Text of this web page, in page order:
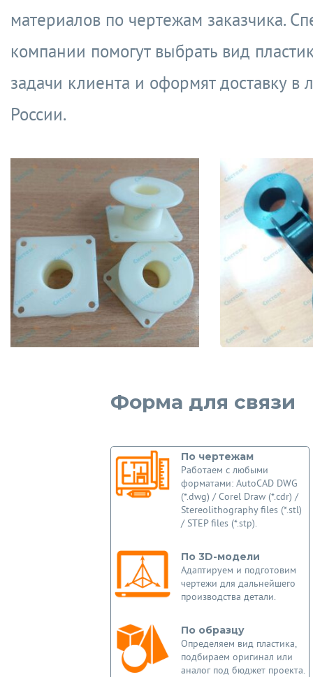
материалов по чертежам заказчика.
компании помогут выбрать вид
задачи клиента и оформят доставку в
России.
Форма для связи
По чертежам
Работаем с любыми
форматами: AutoCAD DWG
(*.dwg) / Corel Draw (*.cdr) /
Stereolithography files (*.stl)
/ STEP files (*.stp).
По 3D-модели
Адаптируем и подготовим
чертежи для дальнейшего
производства детали.
По образцу
Определяем вид пластика,
подбираем оригинал или
аналог под бюджет проекта.